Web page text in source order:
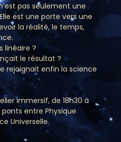
pas seulement une
est une porte vers une
la réalité, le temps,
linéaire ?
le résultat ?
rejoignait enfin la science
immersif, de 18h30 à
entre Physique
Universelle.